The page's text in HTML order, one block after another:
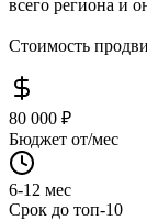
всего региона и
Стоимость
80 000 ₽
Бюджет от/мес
6-12 мес
Срок до топ-10